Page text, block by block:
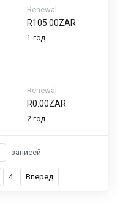
Renewal
R105.00ZAR
1 год
Renewal
R0.00ZAR
2 год
4 Вперед
записей